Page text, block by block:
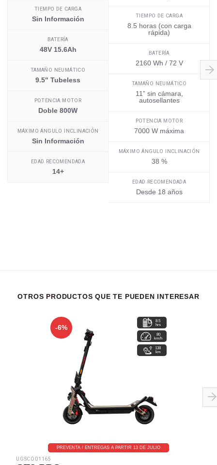
TIEMPO DE CARGA
Sin Información
BATERÍA
48V 15.6Ah
TAMAÑO NEUMÁTICO
9.5" Tubeless
POTENCIA MOTOR
Doble 800W
MÁXIMO ÁNGULO INCLINACIÓN
Sin Información
EDAD RECOMENDADA
14+
TIEMPO DE CARGA
8.5 horas (con carga
rápida)
BATERÍA
2160 Wh / 72 V
TAMAÑO NEUMÁTICO
11” sin cámara,
autosellantes
POTENCIA MOTOR
7000 W máxima
MÁXIMO ÁNGULO INCLINACIÓN
38 %
EDAD RECOMENDADA
Desde 18 años
OTROS PRODUCTOS QUE TE PUEDEN INTERESAR
-6%
8.5
hrs
80
km/h
138
km
PREVENTA / ENTREGAS A PARTIR 13 DE JULIO
UGSCO01165